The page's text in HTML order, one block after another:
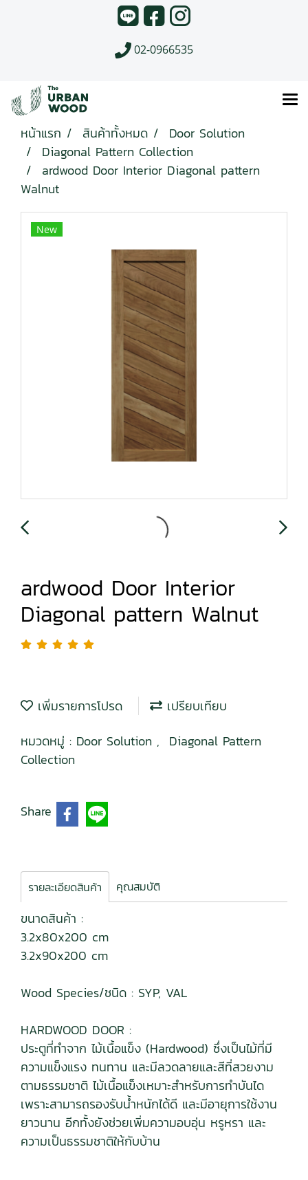
02-0966535
หน้าแรก สินค้าทั้งหมด
Door Solution
Diagonal Pattern Collection
ardwood Door Interior Diagonal pattern
Walnut
New
ardwood Door Interior
Diagonal pattern Walnut
เพิ่มรายการโปรด
เปรียบเทียบ
หมวดหมู่ : Door Solution , Diagonal Pattern
Collection
Share
รายละเอียดสินค้า คุณสมบัติ
ขนาดสินค้า :
3.2x80x200 cm
3.2x90x200 cm
Wood Species/ชนิด : SYP, VAL
HARDWOOD DOOR :
ประตูที่ทำจาก ไม้เนื้อแข็ง (Hardwood) ซึ่งเป็นไม้ที่มี
ความแข็งแรง ทนทาน และมีลวดลายและสีที่สวยงาม
ตามธรรมชาติ ไม้เนื้อแข็งเหมาะสำหรับการทำบันได
เพราะสามารถรองรับน้ำหนักได้ดี และมีอายุการใช้งาน
ยาวนาน อีกทั้งยังช่วยเพิ่มความอบอุ่น หรูหรา และ
ความเป็นธรรมชาติให้กับบ้าน